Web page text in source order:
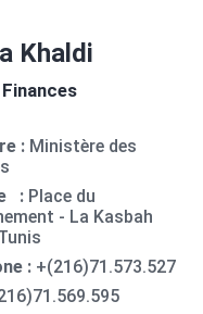
Khaldi
: Ministère des
: Place du
- La Kasbah
: +(216)71.573.527